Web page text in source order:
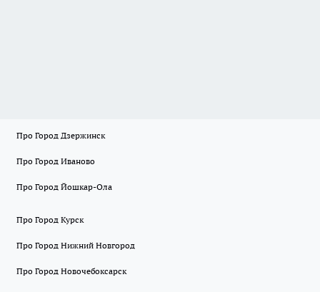
Про Город Дзержинск
Про Город Иваново
Про Город Йошкар-Ола
Про Город Курск
Про Город Нижний Новгород
Про Город Новочебоксарск